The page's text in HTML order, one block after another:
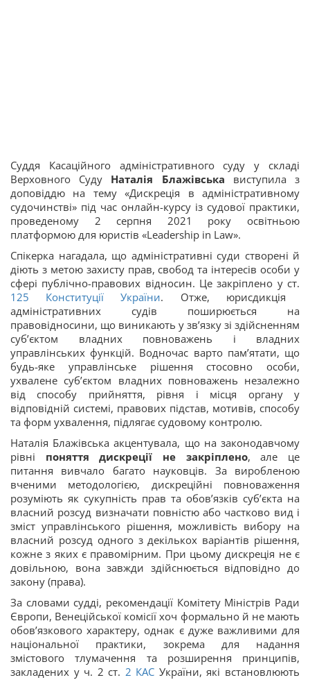
Суддя Касаційного адміністративного суду у складі
Верховного Суду Наталія Блажівська виступила з
доповіддю на тему «Дискреція в адміністративному
судочинстві» під час онлайн-курсу із судової практики,
проведеному 2 серпня 2021 року освітньою
платформою для юристів «Leadership in Law».
Спікерка нагадала, що адміністративні суди створені й
діють з метою захисту прав, свобод та інтересів особи у
сфері публічно-правових відносин. Це закріплено у ст.
125 Конституції України. Отже, юрисдикція
адміністративних судів поширюється на
правовідносини, що виникають у зв’язку зі здійсненням
суб’єктом владних повноважень і владних
управлінських функцій. Водночас варто пам’ятати, що
будь-яке управлінське рішення стосовно особи,
ухвалене суб’єктом владних повноважень незалежно
від способу прийняття, рівня і місця органу у
відповідній системі, правових підстав, мотивів, способу
та форм ухвалення, підлягає судовому контролю.
Наталія Блажівська акцентувала, що на законодавчому
рівні поняття дискреції не закріплено, але це
питання вивчало багато науковців. За виробленою
вченими методологією, дискреційні повноваження
розуміють як сукупність прав та обов’язків суб’єкта на
власний розсуд визначати повністю або частково вид і
зміст управлінського рішення, можливість вибору на
власний розсуд одного з декількох варіантів рішення,
кожне з яких є правомірним. При цьому дискреція не є
довільною, вона завжди здійснюється відповідно до
закону (права).
За словами судді, рекомендації Комітету Міністрів Ради
Європи, Венеційської комісії хоч формально й не мають
обов’язкового характеру, однак є дуже важливими для
національної практики, зокрема для надання
змістового тлумачення та розширення принципів,
закладених у ч. 2 ст. 2 КАС України, які встановлюють